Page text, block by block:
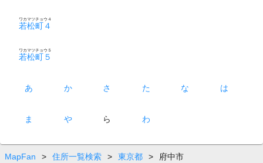
若松町４
ワカマツチョウ４
若松町５
ワカマツチョウ５
あ か さ た な は
ま や ら わ
MapFan > 住所一覧検索 > 東京都 > 府中市